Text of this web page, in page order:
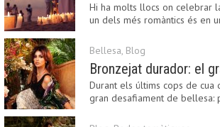
Hi ha molts llocs on celebrar
un dels més romàntics és en
Bellesa, Blog
Durant els últims cops de cua
gran desafiament de